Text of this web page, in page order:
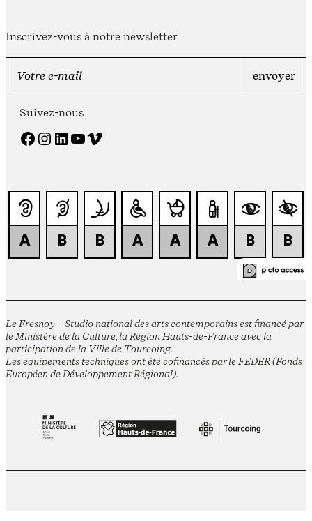
Inscrivez-vous à notre newsletter
Suivez-nous
Facebook Instagram LinkedIn YouTube Vimeo
Le Fresnoy – Studio national des arts contemporains est financé par
le Ministère de la Culture, la Région Hauts-de-France avec la
participation de la Ville de Tourcoing.
Les équipements techniques ont été cofinancés par le FEDER (Fonds
Européen de Développement Régional).